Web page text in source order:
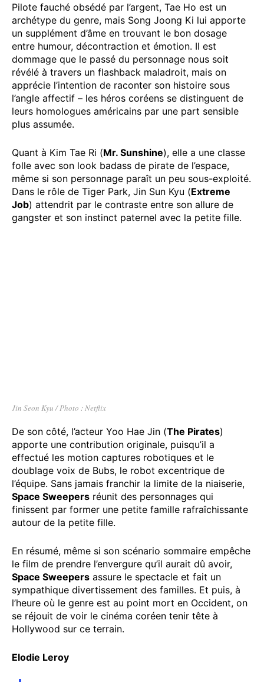
Pilote fauché obsédé par l’argent, Tae Ho est un
archétype du genre, mais Song Joong Ki lui apporte
un supplément d’âme en trouvant le bon dosage
entre humour, décontraction et émotion. Il est
dommage que le passé du personnage nous soit
révélé à travers un flashback maladroit, mais on
apprécie l’intention de raconter son histoire sous
l’angle affectif – les héros coréens se distinguent de
leurs homologues américains par une part sensible
plus assumée.
Quant à Kim Tae Ri (Mr. Sunshine), elle a une classe
folle avec son look badass de pirate de l’espace,
même si son personnage paraît un peu sous-exploité.
Dans le rôle de Tiger Park, Jin Sun Kyu (Extreme
Job) attendrit par le contraste entre son allure de
gangster et son instinct paternel avec la petite fille.
Jin Seon Kyu / Photo : Netflix
De son côté, l’acteur Yoo Hae Jin (The Pirates)
apporte une contribution originale, puisqu’il a
effectué les motion captures robotiques et le
doublage voix de Bubs, le robot excentrique de
l’équipe. Sans jamais franchir la limite de la niaiserie,
Space Sweepers réunit des personnages qui
finissent par former une petite famille rafraîchissante
autour de la petite fille.
En résumé, même si son scénario sommaire empêche
le film de prendre l’envergure qu’il aurait dû avoir,
Space Sweepers assure le spectacle et fait un
sympathique divertissement des familles. Et puis, à
l’heure où le genre est au point mort en Occident, on
se réjouit de voir le cinéma coréen tenir tête à
Hollywood sur ce terrain.
Elodie Leroy